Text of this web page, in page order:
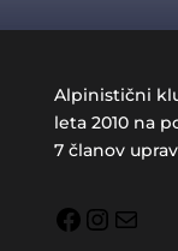
Alpinistični
leta 2010 na
7 članov
Facebook